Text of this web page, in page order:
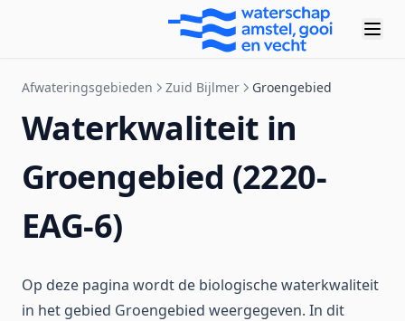
Afwateringsgebieden Zuid Bijlmer Groengebied
Waterkwaliteit in
Groengebied (2220-
EAG-6)
Op deze pagina wordt de biologische waterkwaliteit
in het gebied Groengebied weergegeven. In dit